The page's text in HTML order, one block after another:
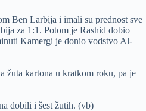
Ben Larbija i imali su prednost sve
za 1:1. Potom je Rashid dobio
Kamergi je donio vodstvo Al-
žuta kartona u kratkom roku, pa je
dobili i šest žutih. (vb)